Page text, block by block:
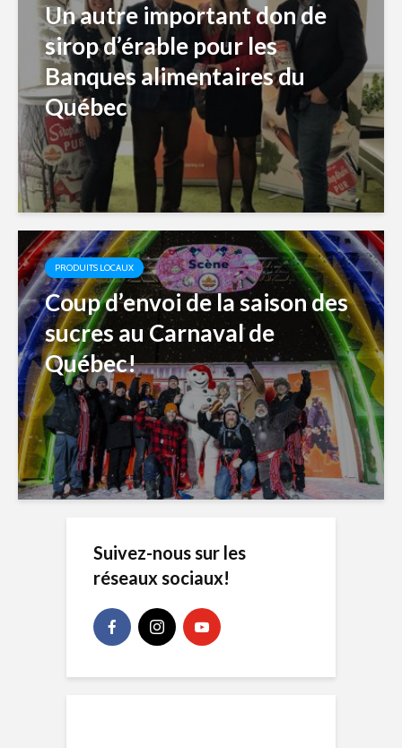
Un autre important don de
sirop d’érable pour les
Banques alimentaires du
Québec
PRODUITS LOCAUX
Coup d’envoi de la saison des
sucres au Carnaval de
Québec!
Suivez-nous sur les
réseaux sociaux!